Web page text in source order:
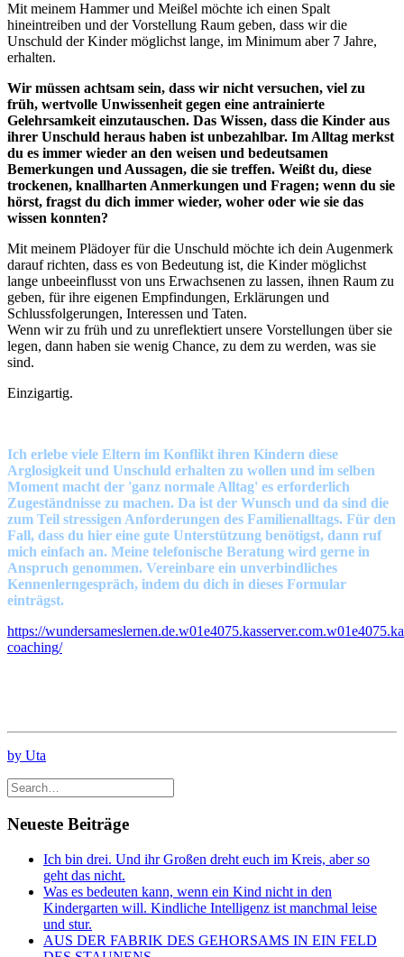
Mit meinem Hammer und Meißel möchte ich einen Spalt
hineintreiben und der Vorstellung Raum geben, dass wir die
Unschuld der Kinder möglichst lange, im Minimum aber 7 Jahre,
erhalten.
Wir müssen achtsam sein, dass wir nicht versuchen, viel zu
früh, wertvolle Unwissenheit gegen eine antrainierte
Gelehrsamkeit einzutauschen. Das Wissen, dass die Kinder aus
ihrer Unschuld heraus haben ist unbezahlbar. Im Alltag merkst
du es immer wieder an den weisen und bedeutsamen
Bemerkungen und Aussagen, die sie treffen. Weißt du, diese
trockenen, knallharten Anmerkungen und Fragen; wenn du sie
hörst, fragst du dich immer wieder, woher oder wie sie das
wissen konnten?
Mit meinem Plädoyer für die Unschuld möchte ich dein Augenmerk
darauf richten, dass es von Bedeutung ist, die Kinder möglichst
lange unbeeinflusst von uns Erwachsenen zu lassen, ihnen Raum zu
geben, für ihre eigenen Empfindungen, Erklärungen und
Schlussfolgerungen, Interessen und Taten.
Wenn wir zu früh und zu unreflektiert unsere Vorstellungen über sie
legen, dann haben sie wenig Chance, zu dem zu werden, was sie
sind.
Einzigartig.
Ich erlebe viele Eltern im Konflikt ihren Kindern diese
Arglosigkeit und Unschuld erhalten zu wollen und im selben
Moment macht der 'ganz normale Alltag' es erforderlich
Zugeständnisse zu machen. Da ist der Wunsch und da sind die
zum Teil stressigen Anforderungen des Familienalltags. Für den
Fall, dass du hier eine gute Unterstützung benötigst, dann ruf
mich einfach an. Meine telefonische Beratung wird gerne in
Anspruch genommen. Vereinbare ein unverbindliches
Kennenlerngespräch, indem du dich in dieses Formular
einträgst.
https://
coaching/
by Uta
Neueste Beiträge
Ich bin drei. Und ihr Großen dreht euch im Kreis, aber so
geht das nicht.
Was es bedeuten kann, wenn ein Kind nicht in den
Kindergarten will. Kindliche Intelligenz ist manchmal leise
und stur.
AUS DER FABRIK DES GEHORSAMS IN EIN FELD